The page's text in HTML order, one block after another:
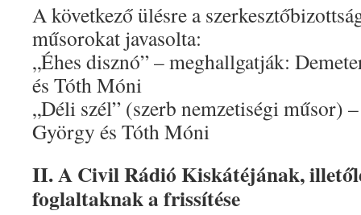
A következő ülésre a
műsorokat javasolta:
„Éhes disznó” – meghallgatják:
és Tóth Móni
„Déli szél” (szerb nemzetiségi műsor)
György és Tóth Móni
II. A Civil Rádió Kiskátéjának,
foglaltaknak a frissítése